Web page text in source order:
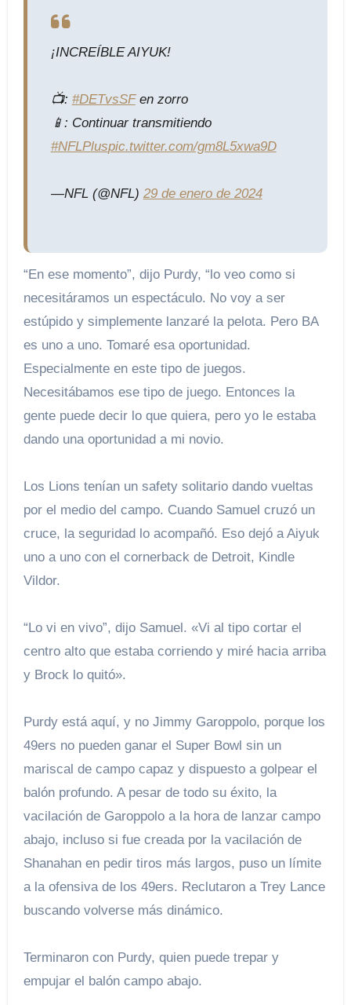
¡INCREÍBLE AIYUK!
📺: #DETvsSFen zorro
📱: Continuar transmitiendo
#NFLPluspic.twitter.com/gm8L5xwa9D
—NFL (@NFL) 29 de enero de 2024
“En ese momento”, dijo Purdy, “lo veo como si
necesitáramos un espectáculo. No voy a ser
estúpido y simplemente lanzaré la pelota. Pero BA
es uno a uno. Tomaré esa oportunidad.
Especialmente en este tipo de juegos.
Necesitábamos ese tipo de juego. Entonces la
gente puede decir lo que quiera, pero yo le estaba
dando una oportunidad a mi novio.
Los Lions tenían un safety solitario dando vueltas
por el medio del campo. Cuando Samuel cruzó un
cruce, la seguridad lo acompañó. Eso dejó a Aiyuk
uno a uno con el cornerback de Detroit, Kindle
Vildor.
“Lo vi en vivo”, dijo Samuel. «Vi al tipo cortar el
centro alto que estaba corriendo y miré hacia arriba
y Brock lo quitó».
Purdy está aquí, y no Jimmy Garoppolo, porque los
49ers no pueden ganar el Super Bowl sin un
mariscal de campo capaz y dispuesto a golpear el
balón profundo. A pesar de todo su éxito, la
vacilación de Garoppolo a la hora de lanzar campo
abajo, incluso si fue creada por la vacilación de
Shanahan en pedir tiros más largos, puso un límite
a la ofensiva de los 49ers. Reclutaron a Trey Lance
buscando volverse más dinámico.
Terminaron con Purdy, quien puede trepar y
empujar el balón campo abajo.